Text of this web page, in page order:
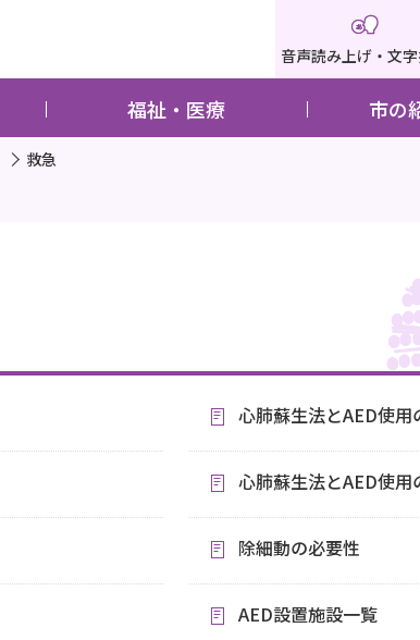
音声読み上げ・文
福祉・医療 市の
救急
心肺蘇生法とAED使用
心肺蘇生法とAED使用
除細動の必要性
AED設置施設一覧